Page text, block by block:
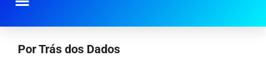
Por Trás dos Dados